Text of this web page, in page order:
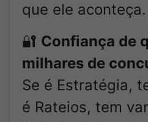
que ele aconteça.
🔐 Confiança de
milhares de
Se é Estratégia,
é Rateios, tem